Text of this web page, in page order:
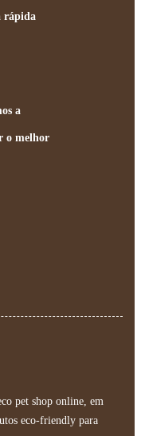
rápida
a
o melhor
pet shop online, em
eco-friendly para